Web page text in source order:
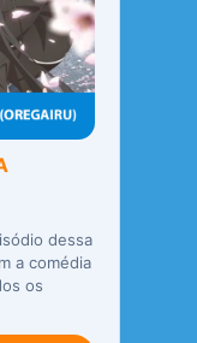
dessa
a comédia
os